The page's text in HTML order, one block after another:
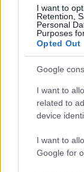
I want to
Retention,
Personal
Purposes
Opted Out
Google
I want to
related to
device
I want to
Google for
ιδιαίτερα
με αρκετή
μοναδική
στο Αιγαίο.
ΑΣΕΠ:
μόνο 2